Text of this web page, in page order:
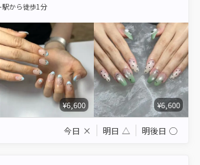
駅から徒歩1分
¥6,600 ¥6,600
今日 × 明日 △ 明後日 ◯